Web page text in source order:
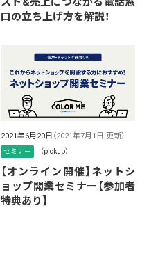
口の立ち上げ方を解説！
2021年6月20日 （2021年7月1日 更新）
セミナー （pickup）
【オンライン開催】ネットシ
ョップ開業セミナー【参加者
特典あり】